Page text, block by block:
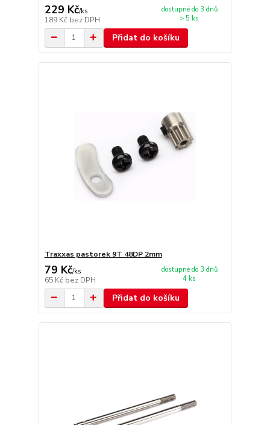
229 Kč/ks
189 Kč bez DPH
dostupné do 3 dnů
> 5 ks
Přidat do košíku
Traxxas pastorek 9T 48DP 2mm
79 Kč/ks
65 Kč bez DPH
dostupné do 3 dnů
4 ks
Přidat do košíku